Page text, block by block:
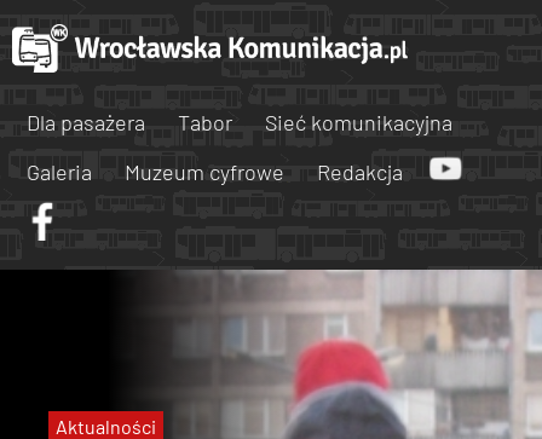
Dla pasażera Tabor
Sieć komunikacyjna
Galeria
Muzeum cyfrowe Redakcja
Aktualności